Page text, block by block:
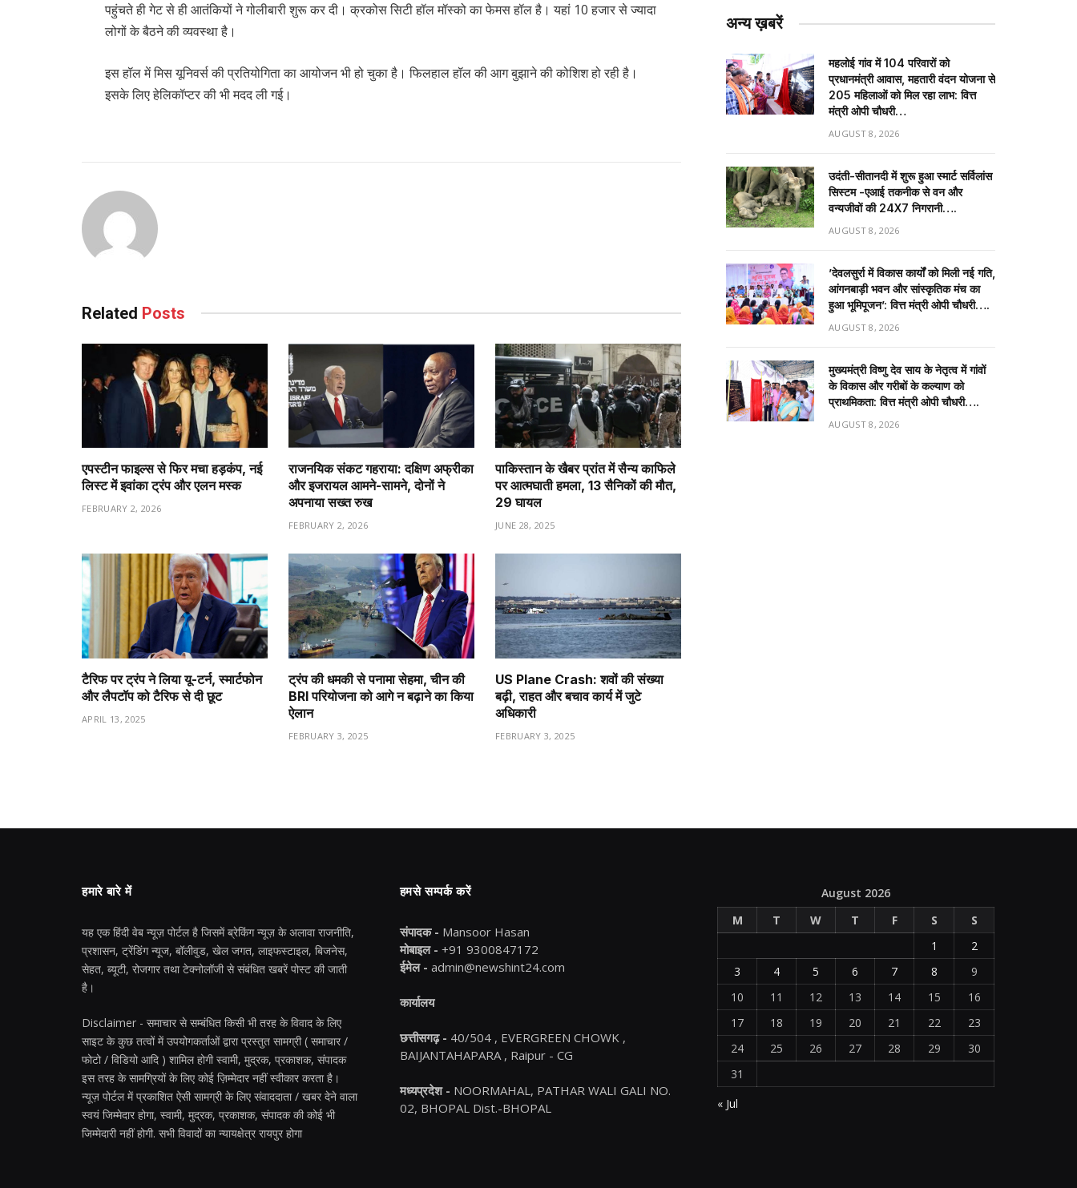
पहुंचते ही गेट से ही आतंकियों ने गोलीबारी शुरू कर दी। क्रकोस सिटी हॉल मॉस्को का फेमस हॉल है। यहां 10 हजार से ज्यादा
लोगों के बैठने की व्यवस्था है।
इस हॉल में मिस यूनिवर्स की प्रतियोगिता का आयोजन भी हो चुका है। फिलहाल हॉल की आग बुझाने की कोशिश हो रही है।
इसके लिए हेलिकॉप्टर की भी मदद ली गई।
Related Posts
एपस्टीन फाइल्स से फिर मचा हड़कंप, नई
लिस्ट में इवांका ट्रंप और एलन मस्क
FEBRUARY 2, 2026
राजनयिक संकट गहराया: दक्षिण अफ्रीका
और इजरायल आमने-सामने, दोनों ने
अपनाया सख्त रुख
FEBRUARY 2, 2026
पाकिस्तान के खैबर प्रांत में सैन्य काफिले
पर आत्मघाती हमला, 13 सैनिकों की मौत,
29 घायल
JUNE 28, 2025
टैरिफ पर ट्रंप ने लिया यू-टर्न, स्मार्टफोन
और लैपटॉप को टैरिफ से दी छूट
APRIL 13, 2025
ट्रंप की धमकी से पनामा सेहमा, चीन की
BRI परियोजना को आगे न बढ़ाने का किया
ऐलान
FEBRUARY 3, 2025
US Plane Crash: शवों की संख्या
बढ़ी, राहत और बचाव कार्य में जुटे
अधिकारी
FEBRUARY 3, 2025
अन्य ख़बरें
महलोई गांव में 104 परिवारों को
प्रधानमंत्री आवास, महतारी वंदन योजना से
205 महिलाओं को मिल रहा लाभ: वित्त
मंत्री ओपी चौधरी…
AUGUST 8, 2026
उदंती-सीतानदी में शुरू हुआ स्मार्ट सर्विलांस
सिस्टम -एआई तकनीक से वन और
वन्यजीवों की 24X7 निगरानी….
AUGUST 8, 2026
’देवलसुर्रा में विकास कार्यों को मिली नई गति,
आंगनबाड़ी भवन और सांस्कृतिक मंच का
हुआ भूमिपूजन’: वित्त मंत्री ओपी चौधरी….
AUGUST 8, 2026
मुख्यमंत्री विष्णु देव साय के नेतृत्व में गांवों
के विकास और गरीबों के कल्याण को
प्राथमिकता: वित्त मंत्री ओपी चौधरी….
AUGUST 8, 2026
हमारे बारे में
यह एक हिंदी वेब न्यूज़ पोर्टल है जिसमें ब्रेकिंग न्यूज़ के अलावा राजनीति,
प्रशासन, ट्रेंडिंग न्यूज, बॉलीवुड, खेल जगत, लाइफस्टाइल, बिजनेस,
सेहत, ब्यूटी, रोजगार तथा टेक्नोलॉजी से संबंधित खबरें पोस्ट की जाती
है।
Disclaimer - समाचार से सम्बंधित किसी भी तरह के विवाद के लिए
साइट के कुछ तत्वों में उपयोगकर्ताओं द्वारा प्रस्तुत सामग्री ( समाचार /
फोटो / विडियो आदि ) शामिल होगी स्वामी, मुद्रक, प्रकाशक, संपादक
इस तरह के सामग्रियों के लिए कोई ज़िम्मेदार नहीं स्वीकार करता है।
न्यूज़ पोर्टल में प्रकाशित ऐसी सामग्री के लिए संवाददाता / खबर देने वाला
स्वयं जिम्मेदार होगा, स्वामी, मुद्रक, प्रकाशक, संपादक की कोई भी
जिम्मेदारी नहीं होगी. सभी विवादों का न्यायक्षेत्र रायपुर होगा
हमसे सम्पर्क करें
संपादक - Mansoor Hasan
मोबाइल - +91 9300847172
ईमेल - admin@newshint24.com
कार्यालय
छत्तीसगढ़ - 40/504 , EVERGREEN CHOWK ,
BAIJANTAHAPARA , Raipur - CG
मध्यप्रदेश - NOORMAHAL, PATHAR WALI GALI NO.
02, BHOPAL Dist.-BHOPAL
August 2026
M
T W T F S
S
1
2
3
4 5 6 7 8
9
10
11 12 13 14 15
16
17
18 19 20 21 22
23
24
25 26 27 28 29
30
31
« Jul